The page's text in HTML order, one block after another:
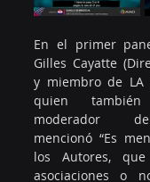
En el primer
Gilles Cayatte
y miembro de LA
quien
moderador
mencionó “Es
los Autores,
asociaciones o